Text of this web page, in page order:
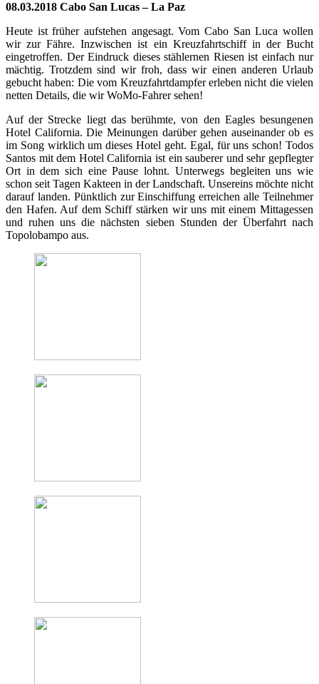
08.03.2018 Cabo San Lucas – La Paz
Heute ist früher aufstehen angesagt. Vom Cabo San Luca wollen
wir zur Fähre. Inzwischen ist ein Kreuzfahrtschiff in der Bucht
eingetroffen. Der Eindruck dieses stählernen Riesen ist einfach nur
mächtig. Trotzdem sind wir froh, dass wir einen anderen Urlaub
gebucht haben: Die vom Kreuzfahrtdampfer erleben nicht die vielen
netten Details, die wir WoMo-Fahrer sehen!
Auf der Strecke liegt das berühmte, von den Eagles besungenen
Hotel California. Die Meinungen darüber gehen auseinander ob es
im Song wirklich um dieses Hotel geht. Egal, für uns schon! Todos
Santos mit dem Hotel California ist ein sauberer und sehr gepflegter
Ort in dem sich eine Pause lohnt. Unterwegs begleiten uns wie
schon seit Tagen Kakteen in der Landschaft. Unsereins möchte nicht
darauf landen. Pünktlich zur Einschiffung erreichen alle Teilnehmer
den Hafen. Auf dem Schiff stärken wir uns mit einem Mittagessen
und ruhen uns die nächsten sieben Stunden der Überfahrt nach
Topolobampo aus.